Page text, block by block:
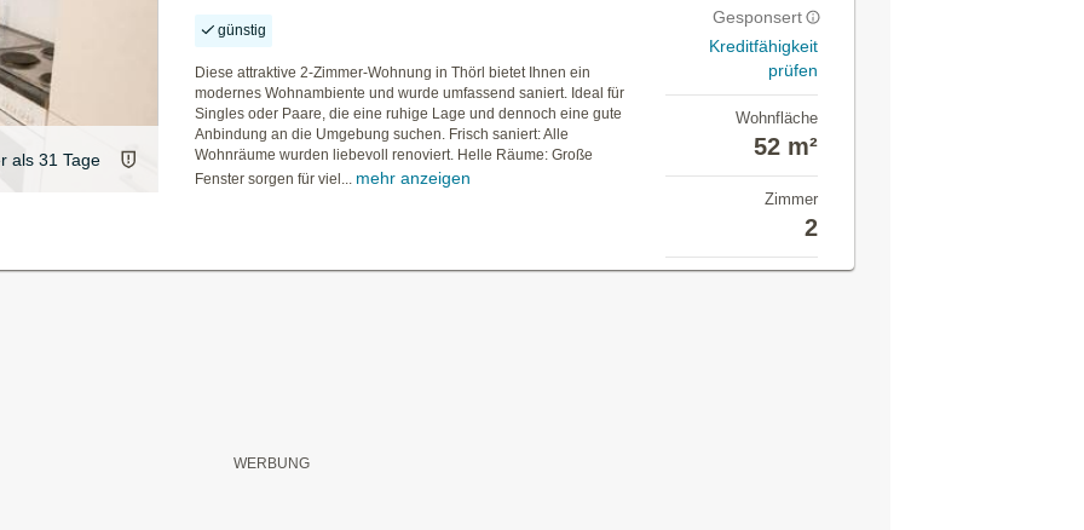
als 31 Tage
günstig
Diese attraktive 2-Zimmer-Wohnung in Thörl bietet Ihnen ein
modernes Wohnambiente und wurde umfassend saniert. Ideal für
Singles oder Paare, die eine ruhige Lage und dennoch eine gute
Anbindung an die Umgebung suchen. Frisch saniert: Alle
Wohnräume wurden liebevoll renoviert. Helle Räume: Große
Fenster sorgen für viel... mehr anzeigen
Gesponsert
Kreditfähigkeit
prüfen
Wohnfläche
52 m²
Zimmer
2